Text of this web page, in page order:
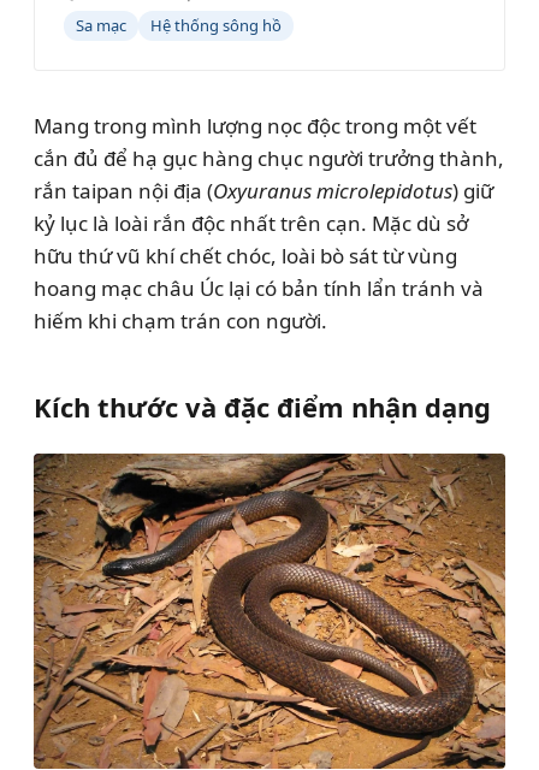
Sa mạc Hệ thống sông hồ
Mang trong mình lượng nọc độc trong một vết
cắn đủ để hạ gục hàng chục người trưởng thành,
rắn taipan nội địa (Oxyuranus microlepidotus) giữ
kỷ lục là loài rắn độc nhất trên cạn. Mặc dù sở
hữu thứ vũ khí chết chóc, loài bò sát từ vùng
hoang mạc châu Úc lại có bản tính lẩn tránh và
hiếm khi chạm trán con người.
Kích thước và đặc điểm nhận dạng